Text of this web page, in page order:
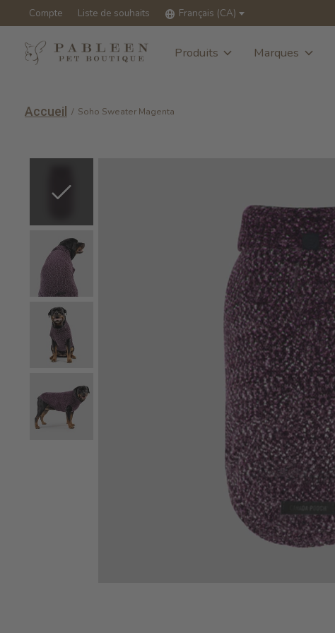
Compte Liste de souhaits Français (CA)
Produits Marques
Accueil / Soho Sweater Magenta